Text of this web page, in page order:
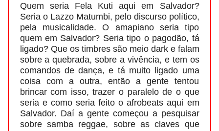
Quem seria Fela Kuti aqui em Salvador?
Seria o Lazzo Matumbi, pelo discurso político,
pela musicalidade. O amapiano seria tipo
quem em Salvador? Seria tipo o pagodão, tá
ligado? Que os timbres são meio dark e falam
sobre a quebrada, sobre a vivência, e tem os
comandos de dança, e tá muito ligado uma
coisa com a outra, então a gente tentou
brincar com isso, trazer o paralelo de o que
seria e como seria feito o afrobeats aqui em
Salvador. Daí a gente começou a pesquisar
sobre samba reggae, sobre as claves que